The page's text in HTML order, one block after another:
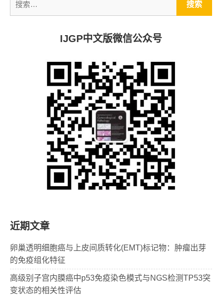
IJGP中文版微信公众号
近期文章
卵巢透明细胞癌与上皮间质转化(EMT)标记物：肿瘤出芽
的免疫组化特征
高级别子宫内膜癌中p53免疫染色模式与NGS检测TP53突
变状态的相关性评估